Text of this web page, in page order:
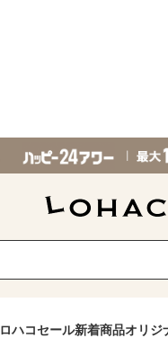
ロハコセール新着商品オリジ